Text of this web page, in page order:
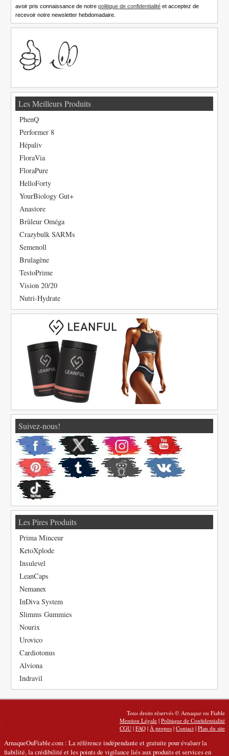
avoir pris connaissance de notrepolitique de confidentialité et acceptez de
recevoir notre newsletter hebdomadaire.
Les Meilleurs Produits
PhenQ
Performer 8
Hépaliv
FloraVia
FloraPure
HelloForty
YourBiology Gut+
Anastore
Brûleur Oméga
Crazybulk SARMs
Semenoll
Brulagène
TestoPrime
Vision 20/20
Nutri-Hydrate
Suivez-nous!
Les Pires Produits
Prima Minceur
KetoXplode
Insulevel
LeanCaps
Nemanex
InDiva System
Slimms Gummies
Nourix
Urovico
Cardiotonus
Alviona
Indravil
Tous droits réservés © Arnaque ou Fiable
Mention Légale|Politique de Confidentialité
CGU|FAQ|À propos|Contact|Plan du site
ArnaqueOuFiable.com : La référence indépendante et gratuite pour évaluer la
fiabilité, la crédibilité et les points de vigilance liés aux produits et services en